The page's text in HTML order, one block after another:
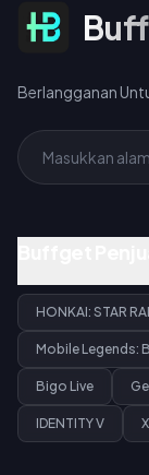
Berlangganan
Berlangganan
HONKAI: STAR
Mobile Legends:
Bigo Live
IDENTITY V